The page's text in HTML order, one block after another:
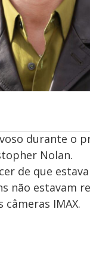
durante o
Nolan.
de que
não estavam
IMAX.